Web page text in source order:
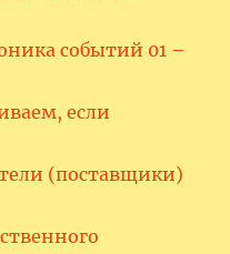
событий 01 –
если
(поставщики)